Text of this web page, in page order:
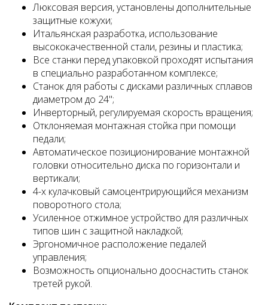
Люксовая версия, установлены дополнительные
защитные кожухи;
Итальянская разработка, использование
высококачественной стали, резины и пластика;
Все станки перед упаковкой проходят испытания
в специально разработанном комплексе;
Станок для работы с дисками различных сплавов
диаметром до 24";
Инверторный, регулируемая скорость вращения;
Отклоняемая монтажная стойка при помощи
педали;
Автоматическое позиционирование монтажной
головки относительно диска по горизонтали и
вертикали;
4-х кулачковый самоцентрирующийся механизм
поворотного стола;
Усиленное отжимное устройство для различных
типов шин с защитной накладкой;
Эргономичное расположение педалей
управления;
Возможность опционально дооснастить станок
третей рукой.